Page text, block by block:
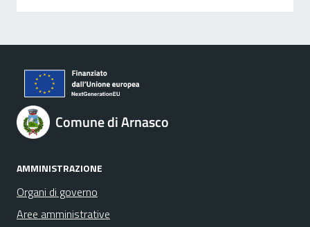
Comune di Arnasco
AMMINISTRAZIONE
Organi di governo
Aree amministrative